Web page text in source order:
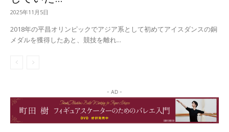
2025年11月5日
2018年の平昌オリンピックでアジア系として初めてアイスダンスの銅
メダルを獲得したあと、競技を離れ...
- AD -